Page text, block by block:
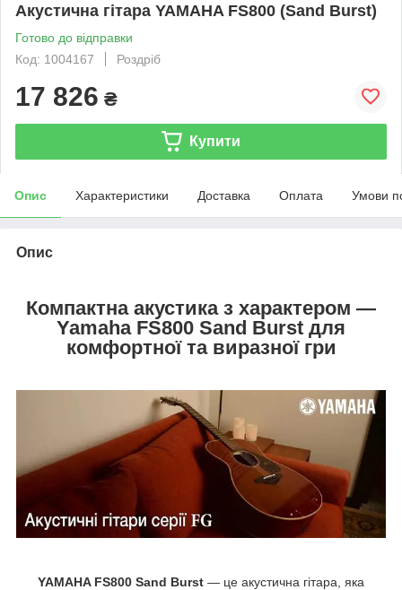
Акустична гітара YAMAHA FS800 (Sand Burst)
Готово до відправки
Код: 1004167
Роздріб
17 826 ₴
Купити
Опис Характеристики Доставка Оплата Умови
Опис
Компактна акустика з характером —
Yamaha FS800 Sand Burst для
комфортної та виразної гри
YAMAHA FS800 Sand Burst — це акустична гітара, яка